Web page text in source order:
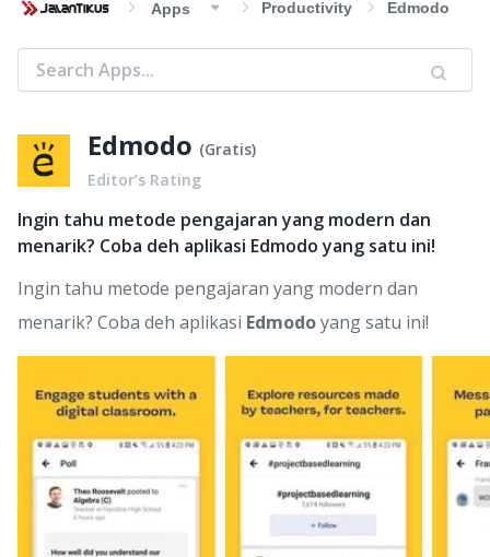
Apps Productivity Edmodo
Edmodo (Gratis)
Editor’s Rating
Ingin tahu metode pengajaran yang modern dan
menarik? Coba deh aplikasi Edmodo yang satu ini!
Ingin tahu metode pengajaran yang modern dan
menarik? Coba deh aplikasi Edmodoyang satu ini!